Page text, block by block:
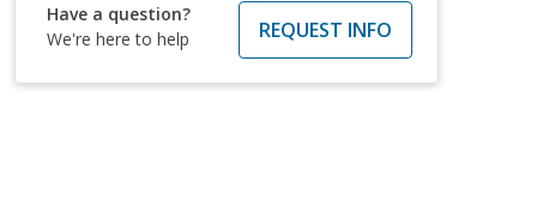
Have a question?
We're here to help
REQUEST INFO